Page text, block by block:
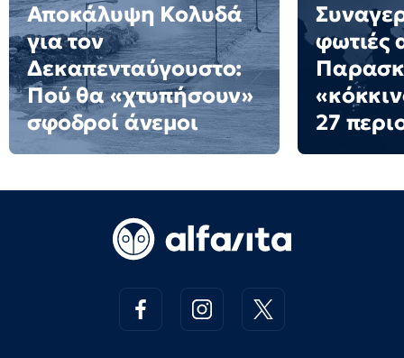
Αποκάλυψη Κολυδά
για τον
Δεκαπενταύγουστο:
Πού θα «χτυπήσουν»
σφοδροί άνεμοι
φωτιές
27